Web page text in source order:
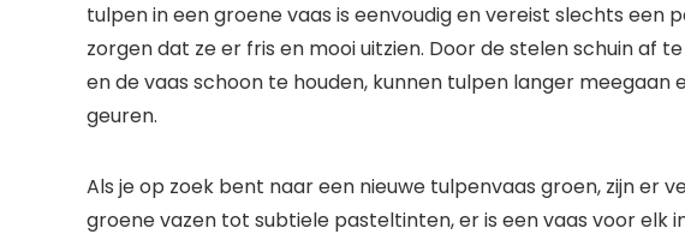
tulpen in een groene vaas is eenvoudig en vereist slechts
zorgen dat ze er fris en mooi uitzien. Door de stelen schuin af
en de vaas schoon te houden, kunnen tulpen langer meegaan
geuren.
Als je op zoek bent naar een nieuwe tulpenvaas groen, zijn er
groene vazen tot subtiele pasteltinten, er is een vaas voor elk